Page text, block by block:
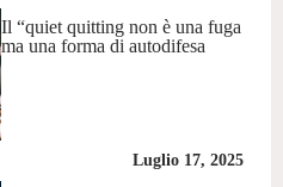
Il “quiet quitting non è una fuga
ma una forma di autodifesa
Luglio 17, 2025